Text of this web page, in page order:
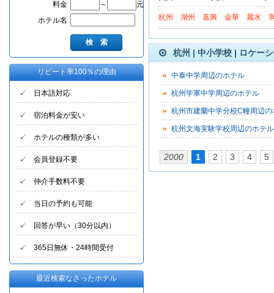
杭州 湖州 嘉興 金華 麗水
杭州 | 中小学校 | ロケー
中泰中学周辺のホテル
杭州学軍中学周辺のホテル
杭州市建蘭中学分校C幢周辺の
ル
杭州文海実験学校周辺のホテル
2000 1 2 3 4 5
料金
～
元
ホテル名
リピート率100％の理由
✓ 日本語対応
✓ 宿泊料金が安い
✓ ホテルの種類が多い
✓ 会員登録不要
✓ 仲介手数料不要
✓ 当日の予約も可能
✓ 回答が早い（30分以内）
✓ 365日無休・24時間受付
最近検索なさったホテル